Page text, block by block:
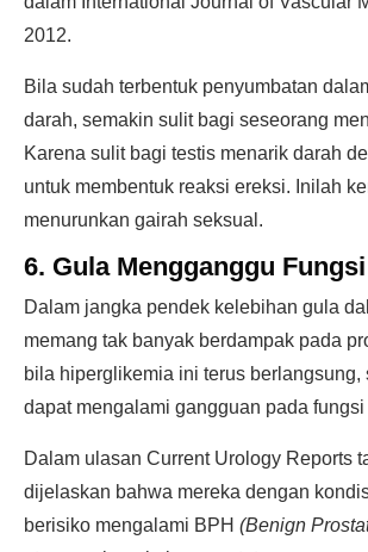
2012.
Bila sudah terbentuk penyumbatan
darah, semakin sulit bagi seseorang
Karena sulit bagi testis menarik darah
untuk membentuk reaksi ereksi. Inilah
menurunkan gairah seksual.
6. Gula Mengganggu
Dalam jangka pendek kelebihan gula
memang tak banyak berdampak pada
bila hiperglikemia ini terus berlangsung,
dapat mengalami gangguan pada fungsi
Dalam ulasan Current Urology Reports
dijelaskan bahwa mereka dengan
berisiko mengalami BPH (Benign